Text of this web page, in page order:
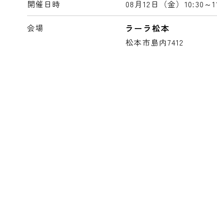
開催日時 08月12日（金） 10:30～
会場
ラーラ松本
松本市島内7412